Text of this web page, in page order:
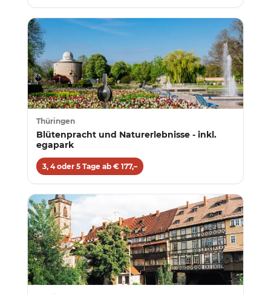
Thüringen
Blütenpracht und Naturerlebnisse - inkl.
egapark
3, 4 oder 5 Tage ab € 177,–